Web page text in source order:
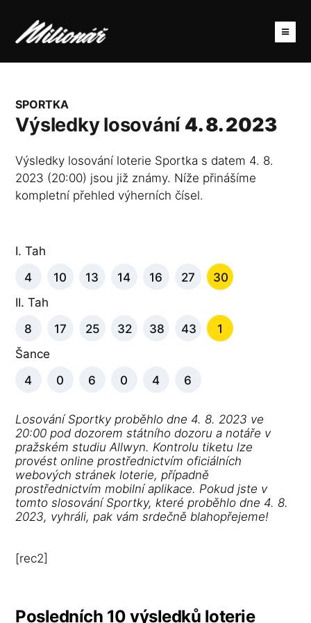
SPORTKA
Výsledky losování 4. 8. 2023
Výsledky losování loterie Sportka s datem 4. 8.
2023 (20:00) jsou již známy. Níže přinášíme
kompletní přehled výherních čísel.
I. Tah
4
10 13 14 16 27
30
II. Tah
8
17 25 32 38 43
1
Šance
4
0 6 0 4 6
Losování Sportky proběhlo dne 4. 8. 2023 ve
20:00 pod dozorem státního dozoru a notáře v
pražském studiu Allwyn. Kontrolu tiketu lze
provést online prostřednictvím oficiálních
webových stránek loterie, případně
prostřednictvím mobilní aplikace. Pokud jste v
tomto slosování Sportky, které proběhlo dne 4. 8.
2023, vyhráli, pak vám srdečně blahopřejeme!
[rec2]
Posledních 10 výsledků loterie